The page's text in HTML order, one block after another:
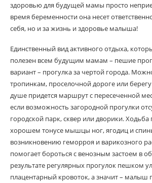
здоровью для будущей мамы просто
время беременности она несет
себя, но и за жизнь и здоровье малыша!
Единственный вид активного отдыха,
полезен всем будущим мамам – пешие
вариант – прогулка за чертой города.
тропинкам, проселочной дороге или
душе придется маршрут с пересеченной
если возможность загородной прогулки
городской парк, сквер или дворики. Ходьба
хорошем тонусе мышцы ног, ягодиц и
возникновению геморроя и варикозного
помогает бороться с венозным застоем в
результате регулярных прогулок пешком
плацентарный кровоток, а значит – малыш